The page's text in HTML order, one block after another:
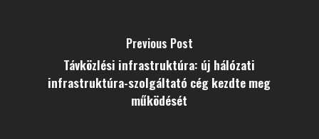
Previous Post
Távközlési infrastruktúra: új hálózati
infrastruktúra-szolgáltató cég kezdte meg
működését